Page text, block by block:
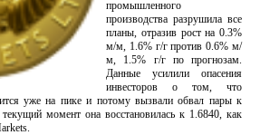
промышленного
производства разрушила все
планы, отразив рост на 0.3%
м/м, 1.6% г/г против 0.6% м/
м, 1.5% г/г по прогнозам.
Данные усилили опасения
инвесторов о том, что
уже на пике и потому вызвали обвал пары к
момент она восстановилась к 1.6840, как